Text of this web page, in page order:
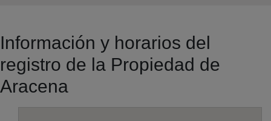
Información y horarios del
registro de la Propiedad de
Aracena